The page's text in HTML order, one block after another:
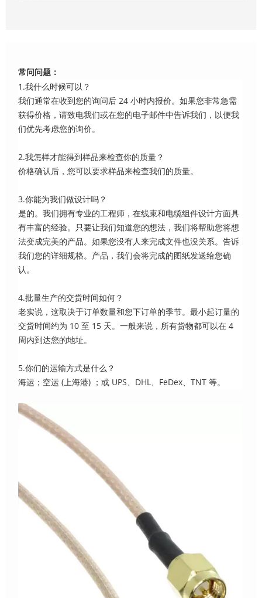
常问问题：
1.我什么时候可以？
我们通常在收到您的询问后 24 小时内报价。如果您非常急需
获得价格，请致电我们或在您的电子邮件中告诉我们，以便我
们优先考虑您的询价。
2.我怎样才能得到样品来检查你的质量？
价格确认后，您可以要求样品来检查我们的质量。
3.你能为我们做设计吗？
是的。我们拥有专业的工程师，在线束和电缆组件设计方面具
有丰富的经验。只要让我们知道您的想法，我们将帮助您将想
法变成完美的产品。如果您没有人来完成文件也没关系。告诉
我们您的详细规格。产品，我们会将完成的图纸发送给您确
认。
4.批量生产的交货时间如何？
老实说，这取决于订单数量和您下订单的季节。最小起订量的
交货时间约为 10 至 15 天。一般来说，所有货物都可以在 4
周内到达您的地址。
5.你们的运输方式是什么？
海运；空运 (上海港) ；或 UPS、DHL、FeDex、TNT 等。